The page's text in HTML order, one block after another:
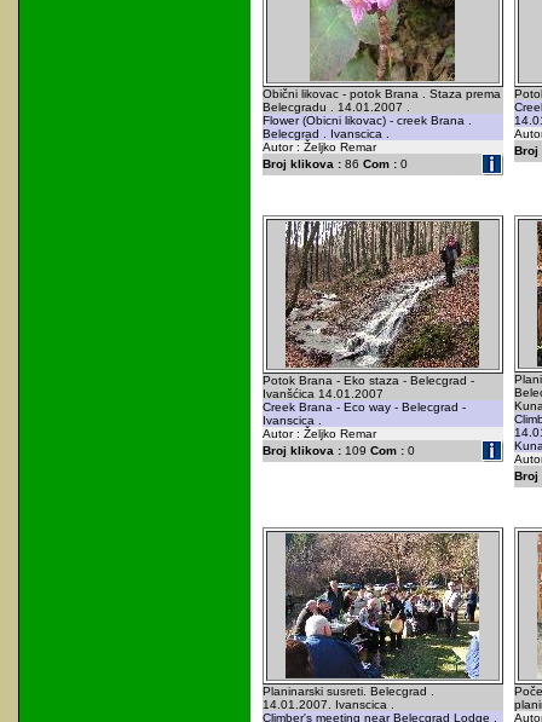
Obični likovac - potok Brana . Staza prema
Belecgradu . 14.01.2007 .
Flower (Obicni likovac) - creek Brana .
Belecgrad . Ivanscica .
Autor : Željko Remar
Broj klikova :86 Com :0
Broj
Potok Brana - Eko staza - Belecgrad -
Ivanšćica 14.01.2007
Creek Brana - Eco way - Belecgrad -
Ivanscica .
Autor : Željko Remar
Broj klikova :109 Com :0
Broj
Planinarski susreti. Belecgrad .
14.01.2007. Ivanscica .
Climber's meeting near Belecgrad Lodge .